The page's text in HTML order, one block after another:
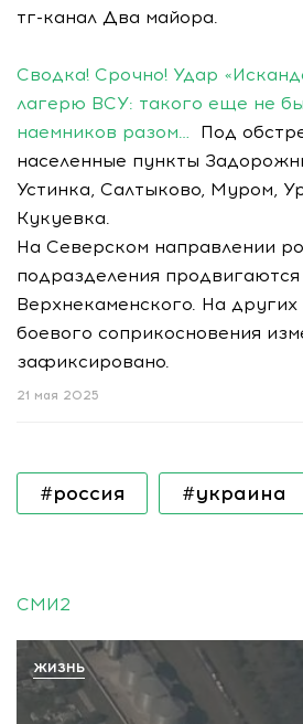
тг-канал Два майора.
Сводка! Срочно! Удар
лагерю ВСУ: такого еще не
наемников разом… Под
населенные пункты
Устинка, Салтыково, Муром,
Кукуевка.
На Северском направлении
подразделения
Верхнекаменского. На других
боевого соприкосновения
зафиксировано.
21 мая 2025
#россия #украина
СМИ2
ЖИЗНЬ